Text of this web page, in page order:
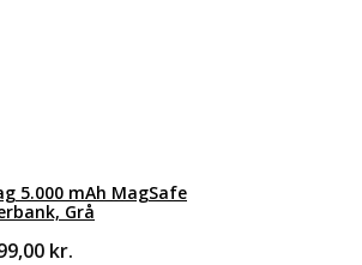
5.000 mAh MagSafe
Grå
kr.